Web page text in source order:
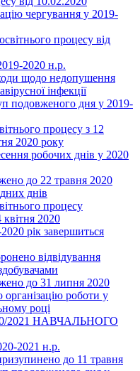
чергування у 2019-
процесу від
2020 н.р.
щодо недопушення
інфекції
подовженого дня у 2019-
процесу з 12
2020 року
робочих днів у 2020
до 22 травня 2020
днів
процесу
2020
рік завершиться
відвідування
до 31 липня 2020
роботи у
році
2021 НАВЧАЛЬНОГО
2021 н.р.
до 11 травня